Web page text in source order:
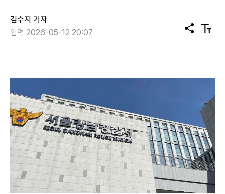
김수지 기자
입력 2026-05-12 20:07
공
유
텍
스